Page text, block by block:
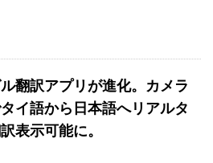
翻訳アプリが進化。カメラ
イ語から日本語へリアルタ
表示可能に。